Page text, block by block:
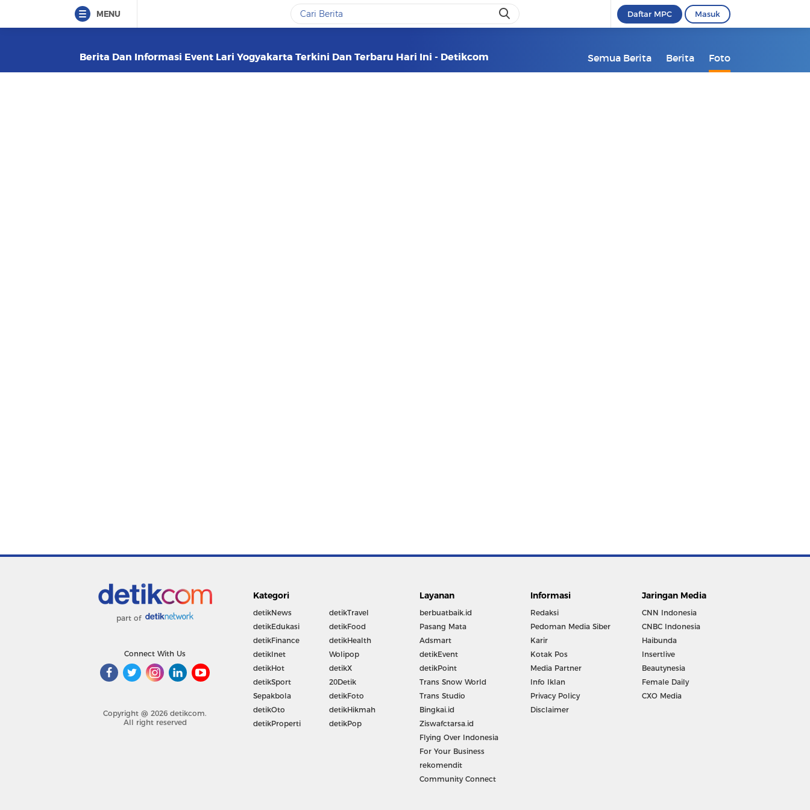
MENU Daftar MPC Masuk
Berita Dan Informasi Event Lari Yogyakarta Terkini Dan Terbaru Hari Ini - Detikcom Semua Berita Berita Foto
part of
Connect With Us
Copyright @ 2026 detikcom.
All right reserved
Kategori
detikNews
detikEdukasi
detikFinance
detikInet
detikHot
detikSport
Sepakbola
detikOto
detikProperti
detikTravel
detikFood
detikHealth
Wolipop
detikX
20Detik
detikFoto
detikHikmah
detikPop
Layanan
berbuatbaik.id
Pasang Mata
Adsmart
detikEvent
detikPoint
Trans Snow World
Trans Studio
Bingkai.id
Ziswafctarsa.id
Flying Over Indonesia
For Your Business
rekomendit
Community Connect
Informasi
Redaksi
Pedoman Media Siber
Karir
Kotak Pos
Media Partner
Info Iklan
Privacy Policy
Disclaimer
Jaringan Media
CNN Indonesia
CNBC Indonesia
Haibunda
Insertlive
Beautynesia
Female Daily
CXO Media